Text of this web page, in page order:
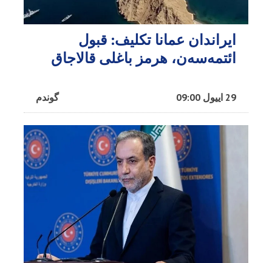
ایراندان عمانا تکلیف: قبول
ائتمه‌سه‌ن، هرمز باغلی قالاجاق
گوندم 29 اییول 09:00